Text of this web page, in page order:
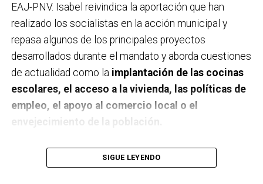
EAJ-PNV. Isabel reivindica la aportación que han
realizado los socialistas en la acción municipal y
repasa algunos de los principales proyectos
desarrollados durante el mandato y aborda cuestiones
de actualidad como la implantación de las cocinas
escolares, el acceso a la vivienda, las políticas de
empleo, el apoyo al comercio local o el
envejecimiento de la población.
A un año de acabar la legislatura, ¿qué balance
haces de la gestión del PSE en tus áreas dentro
SIGUE LEYENDO